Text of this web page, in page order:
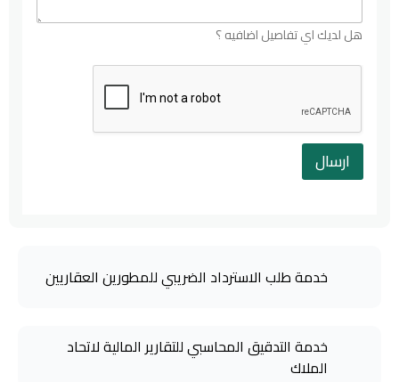
خدمة طلب الاسترداد الضريبي للمطورين العقاريين
خدمة التدقيق المحاسبي للتقارير المالية لاتحاد
الملاك
هل لديك اي تفاصيل اضافيه ؟
ارسال